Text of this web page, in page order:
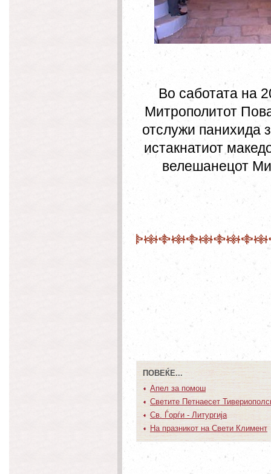
Во саботата на
Митрополитот
отслужи панихида
истакнатиот
велешанецот
ПОВЕЌЕ...
Апел за помош
Светите Петнаесет
Св. Ѓорѓи - Литургија
На празникот на Свети Климент